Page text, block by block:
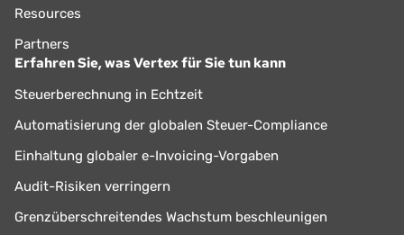
Resources
Partners
Erfahren Sie, was Vertex für Sie tun kann
Steuerberechnung in Echtzeit
Automatisierung der globalen Steuer-Compliance
Einhaltung globaler e-Invoicing-Vorgaben
Audit-Risiken verringern
Grenzüberschreitendes Wachstum beschleunigen